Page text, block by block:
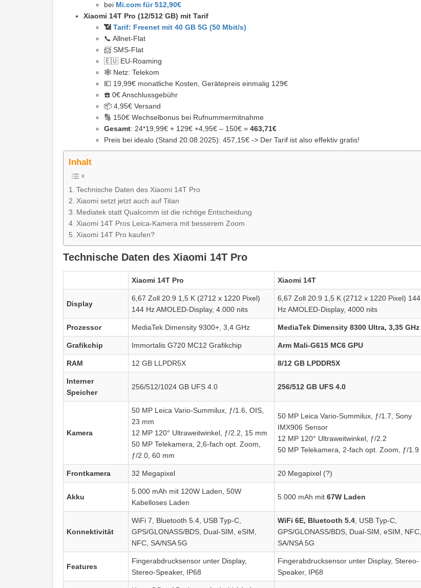
bei Mi.com für 512,90€
Xiaomi 14T Pro (12/512 GB) mit Tarif
📶 Tarif: Freenet mit 40 GB 5G (50 Mbit/s)
📞 Allnet-Flat
📨 SMS-Flat
🇪🇺 EU-Roaming
🕸️ Netz: Telekom
💶 19,99€ monatliche Kosten, Gerätepreis einmalig 129€
☎️ 0€ Anschlussgebühr
📦 4,95€ Versand
🔢 150€ Wechselbonus bei Rufnummermitnahme
Gesamt: 24*19,99€ + 129€ +4,95€ – 150€ = 463,71€
Preis bei idealo (Stand 20.08.2025): 457,15€ -> Der Tarif ist also effektiv gratis!
Inhalt
Technische Daten des Xiaomi 14T Pro
Xiaomi setzt jetzt auch auf Titan
Mediatek statt Qualcomm ist die richtige Entscheidung
Xiaomi 14T Pros Leica-Kamera mit besserem Zoom
Xiaomi 14T Pro kaufen?
Technische Daten des Xiaomi 14T Pro
Xiaomi 14T Pro Xiaomi 14T
Display
6,67 Zoll 20:9 1,5 K (2712 x 1220 Pixel)
144 Hz AMOLED-Display, 4.000 nits
6,67 Zoll 20:9 1,5 K (2712 x 1220 Pixel) 144
Hz AMOLED-Display, 4000 nits
Prozessor MediaTek Dimensity 9300+, 3,4 GHz MediaTek Dimensity 8300 Ultra, 3,35 GHz
Grafikchip Immortalis G720 MC12 Grafikchip Arm Mali-G615 MC6 GPU
RAM 12 GB LLPDR5X 8/12 GB LPDDR5X
Interner
Speicher
256/512/1024 GB UFS 4.0 256/512 GB UFS 4.0
Kamera
50 MP Leica Vario-Summilux, ƒ/1.6, OIS,
23 mm
12 MP 120° Ultraweitwinkel, ƒ/2.2, 15 mm
50 MP Telekamera, 2,6-fach opt. Zoom,
ƒ/2.0, 60 mm
50 MP Leica Vario-Summilux, ƒ/1.7, Sony
IMX906 Sensor
12 MP 120° Ultraweitwinkel, ƒ/2.2
50 MP Telekamera, 2-fach opt. Zoom, ƒ/1.9
Frontkamera 32 Megapixel 20 Megapixel (?)
Akku
5.000 mAh mit 120W Laden, 50W
Kabelloses Laden
5.000 mAh mit 67W Laden
Konnektivität
WiFi 7, Bluetooth 5.4, USB Typ-C,
GPS/GLONASS/BDS, Dual-SIM, eSIM,
NFC, SA/NSA 5G
WiFi 6E, Bluetooth 5.4 , USB Typ-C,
GPS/GLONASS/BDS, Dual-SIM, eSIM, NFC,
SA/NSA 5G
Features
Fingerabdrucksensor unter Display,
Stereo-Speaker, IP68
Fingerabdrucksensor unter Display, Stereo-
Speaker, IP68